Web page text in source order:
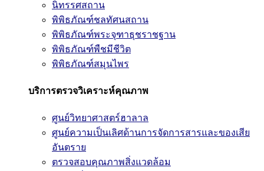
นิทรรศสถาน
พิพิธภัณฑ์ชลทัศนสถาน
พิพิธภัณฑ์พระจุฑาธุชราชฐาน
พิพิธภัณฑ์พืชมีชีวิต
พิพิธภัณฑ์สมุนไพร
บริการตรวจวิเคราะห์คุณภาพ
ศูนย์วิทยาศาสตร์ฮาลาล
ศูนย์ความเป็นเลิศด้านการจัดการสารและของเสีย
อันตราย
ตรวจสอบคุณภาพสิ่งแวดล้อม